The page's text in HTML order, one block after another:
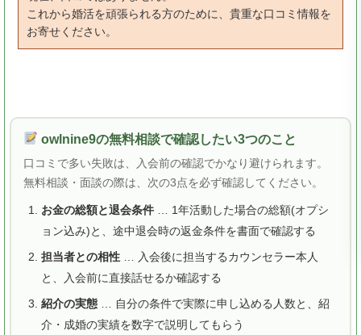
これから婚活を頑張られる方のために、貴重な口コミ情報を
お寄せください。
owlnine9の無料相談で確認したい3つのこと
口コミで多い失敗は、入会前の確認でかなり避けられます。
無料相談・面談の際は、次の3点を必ず確認してください。
お金の総額と退会条件… 1年活動した場合の総額(オプシ
ョン込み)と、途中退会時の返金条件を書面で確認する
担当者との相性… 入会後に担当するカウンセラー本人
と、入会前に直接話せるか確認する
紹介の実態… 自分の条件で実際に申し込める人数と、紹
介・成婚の実績を数字で説明してもらう